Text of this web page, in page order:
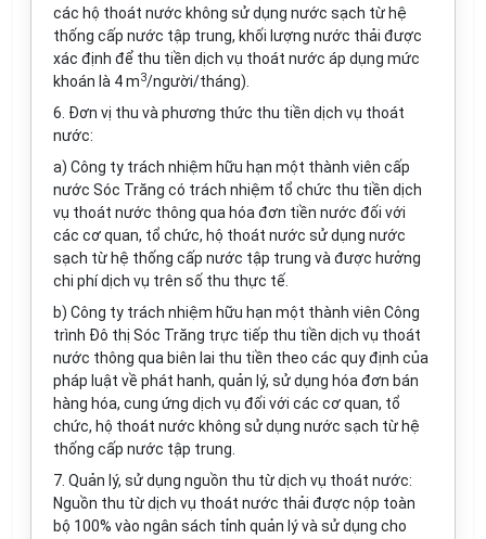
các hộ thoát nước không sử dụng nước sạch từ hệ
thống cấp nước tập trung, khối lượng nước thải được
xác định để thu tiền dịch vụ thoát nước áp dụng mức
khoán là 4 m3/người/tháng).
6. Đơn vị thu và phương thức thu tiền dịch vụ thoát
nước:
a) Công ty trách nhiệm hữu hạn một thành viên cấp
nước Sóc Trăng có trách nhiệm tổ chức thu tiền dịch
vụ thoát nước thông qua hóa đơn tiền nước đối với
các cơ quan, tổ chức, hộ thoát nước sử dụng nước
sạch từ hệ thống cấp nước tập trung và được hưởng
chi phí dịch vụ trên số thu thực tế.
b) Công ty trách nhiệm hữu hạn một thành viên Công
trình Đô thị Sóc Trăng trực tiếp thu tiền dịch vụ thoát
nước thông qua biên lai thu tiền theo các quy định của
pháp luật về phát hanh, quản lý, sử dụng hóa đơn bán
hàng hóa, cung ứng dịch vụ đối với các cơ quan, tổ
chức, hộ thoát nước không sử dụng nước sạch từ hệ
thống cấp nước tập trung.
7. Quản lý, sử dụng nguồn thu từ dịch vụ thoát nước:
Nguồn thu từ dịch vụ thoát nước thải được nộp toàn
bộ 100% vào ngân sách tỉnh quản lý và sử dụng cho